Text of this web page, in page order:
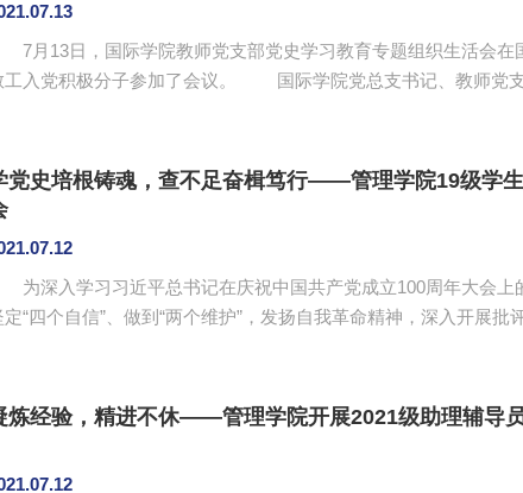
13日，国际学院教师党支部党史学习教育专题组织生活会在
积极分子参加了会议。 国际学院党总支书记、教师党支部书记李俊鹏带领大家学习习近平总书记在庆祝
人民开辟的伟大道路、创造的伟大事业、取得的伟大成就，庄严
党史培根铸魂，查不足奋楫笃行——管理学院19级学
深入学习习近平总书记在庆祝中国共产党成立100周年大会上的
定“四个自信”、做到“两个维护”，发扬自我革命精神，深入开展
成立100周年大会上的重要讲话精神。与会同志立足学习...
炼经验，精进不休——管理学院开展2021级助理辅导